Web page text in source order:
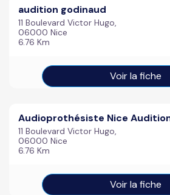
audition godinaud
11 Boulevard Victor Hugo,
06000 Nice
6.76 Km
Voir la fiche
Audioprothésiste Nice
11 Boulevard Victor Hugo,
06000 Nice
6.76 Km
Voir la fiche